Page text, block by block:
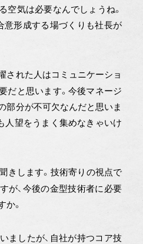
空気は必要なんでしょうね。
意形成する場づくりも社長が
された人はコミュニケーショ
だと思います。今後マネージ
部分が不可欠なんだと思いま
人望をうまく集めなきゃいけ
きします。技術寄りの視点で
が、今後の金型技術者に必要
。
したが、自社が持つコア技